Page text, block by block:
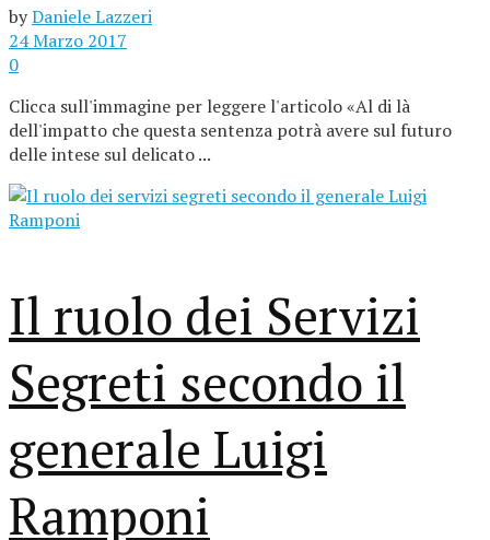
byDaniele Lazzeri
24 Marzo 2017
0
Clicca sull'immagine per leggere l'articolo «Al di là
dell'impatto che questa sentenza potrà avere sul futuro
delle intese sul delicato ...
Il ruolo dei Servizi
Segreti secondo il
generale Luigi
Ramponi